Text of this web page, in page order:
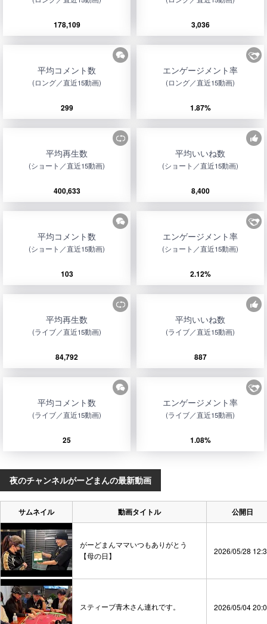
178,109 3,036
平均コメント数
(ロング／直近15動画)
299
エンゲージメント率
(ロング／直近15動画)
1.87%
平均再生数
(ショート／直近15動画)
400,633
平均いいね数
(ショート／直近15動画)
8,400
平均コメント数
(ショート／直近15動画)
103
エンゲージメント率
(ショート／直近15動画)
2.12%
平均再生数
(ライブ／直近15動画)
84,792
平均いいね数
(ライブ／直近15動画)
887
平均コメント数
(ライブ／直近15動画)
25
エンゲージメント率
(ライブ／直近15動画)
1.08%
夜のチャンネルがーどまんの最新動画
サムネイル 動画タイトル 公開日
がーどまんママいつもありがとう
【母の日】
2026/05/28
スティーブ青木さん連れです。 2026/05/04